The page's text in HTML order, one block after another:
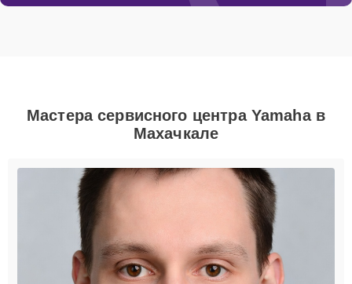
Мастера сервисного центра Yamaha в
Махачкале